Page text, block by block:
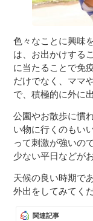
色々なことに興味
は、お出かけする
に当たることで免
だけでなく、ママ
で、積極的に外に
公園やお散歩に慣
い物に行くのもい
って刺激が強いの
少ない平日などが
天候の良い時期で
外出をしてみてく
関連記事